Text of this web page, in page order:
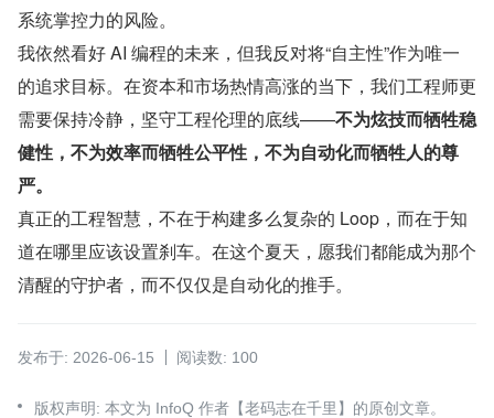
系统掌控力的风险。
我依然看好 AI 编程的未来，但我反对将“自主性”作为唯一
的追求目标。在资本和市场热情高涨的当下，我们工程师更
需要保持冷静，坚守工程伦理的底线——不为炫技而牺牲稳
健性，不为效率而牺牲公平性，不为自动化而牺牲人的尊
严。
真正的工程智慧，不在于构建多么复杂的 Loop，而在于知
道在哪里应该设置刹车。在这个夏天，愿我们都能成为那个
清醒的守护者，而不仅仅是自动化的推手。
发布于: 2026-06-15 阅读数: 100
版权声明: 本文为 InfoQ 作者【老码志在千里】的原创文章。